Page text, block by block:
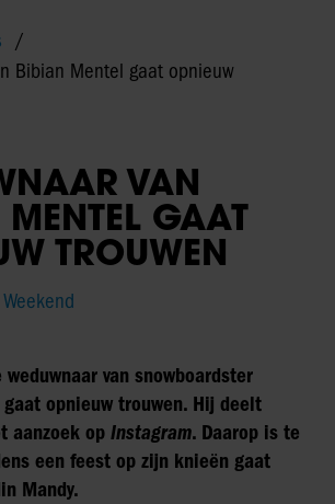
Bibian Mentel gaat opnieuw
VAN
GAAT
TROUWEN
weduwnaar van snowboardster
opnieuw trouwen. Hij deelt
aanzoek op Instagram. Daarop is te
een feest op zijn knieën gaat
Mandy.